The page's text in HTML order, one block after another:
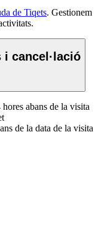
de Tiqets. Gestionem
cancel·lació
abans de la visita
de la data de la visita